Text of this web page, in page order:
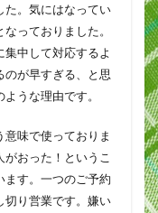
た。気にはなってい
っておりました。
中して対応するよ
のが早すぎる、と思
うな理由です。
味で使っておりま
おった！というこ
ます。一つのご予約
切り営業です。嫌い